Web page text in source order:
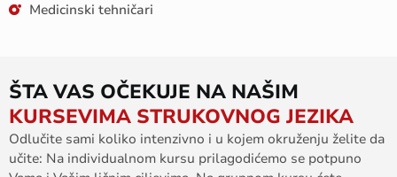
Medicinski tehničari
ŠTA VAS OČEKUJE NA NAŠIM
KURSEVIMA STRUKOVNOG JEZIKA
Odlučite sami koliko intenzivno i u kojem okruženju želite da
učite: Na individualnom kursu prilagodićemo se potpuno